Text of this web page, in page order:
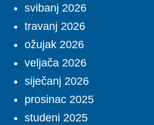
svibanj 2026
travanj 2026
ožujak 2026
veljača 2026
siječanj 2026
prosinac 2025
studeni 2025